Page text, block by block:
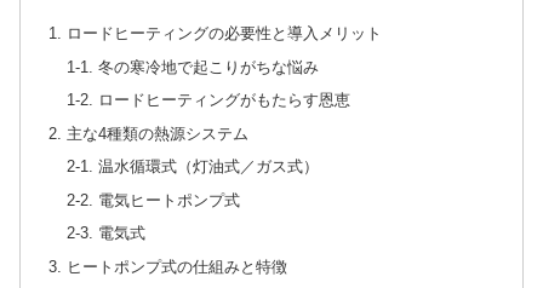
1. ロードヒーティングの必要性と導入メリット
1-1. 冬の寒冷地で起こりがちな悩み
1-2. ロードヒーティングがもたらす恩恵
2. 主な4種類の熱源システム
2-1. 温水循環式（灯油式／ガス式）
2-2. 電気ヒートポンプ式
2-3. 電気式
3. ヒートポンプ式の仕組みと特徴